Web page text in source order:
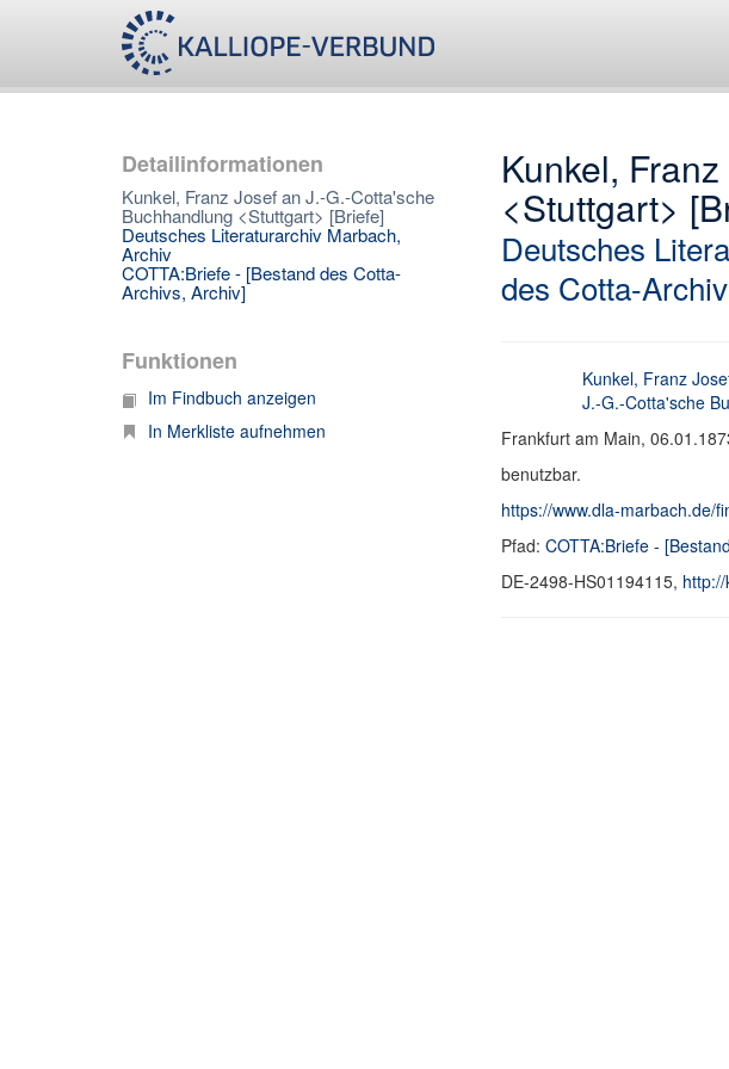
Detailinformationen
Kunkel, Franz Josef an J.-G.-Cotta'sche
Buchhandlung <Stuttgart> [Briefe]
Deutsches Literaturarchiv Marbach,
Archiv
COTTA:Briefe - [Bestand des Cotta-
Archivs, Archiv]
Funktionen
Im Findbuch anzeigen
In Merkliste aufnehmen
Kunkel,
<Stuttgart>
Deutsches
des Cotta-
Kunkel, Franz
J.-G.-Cotta'sche
Frankfurt am Main,
benutzbar.
https://www.dla-marbach.de/
Pfad: COTTA:Briefe -
DE-2498-HS01194115,